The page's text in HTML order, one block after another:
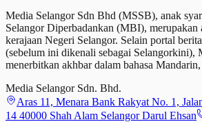
Media Selangor Sdn Bhd (MSSB), anak
Selangor Diperbadankan (MBI), merupakan
kerajaan Negeri Selangor. Selain portal
(sebelum ini dikenali sebagai Selangorkini),
menerbitkan akhbar dalam bahasa
Media Selangor Sdn. Bhd.
Aras 11, Menara Bank Rakyat No. 1,
14 40000 Shah Alam Selangor Darul Ehsan